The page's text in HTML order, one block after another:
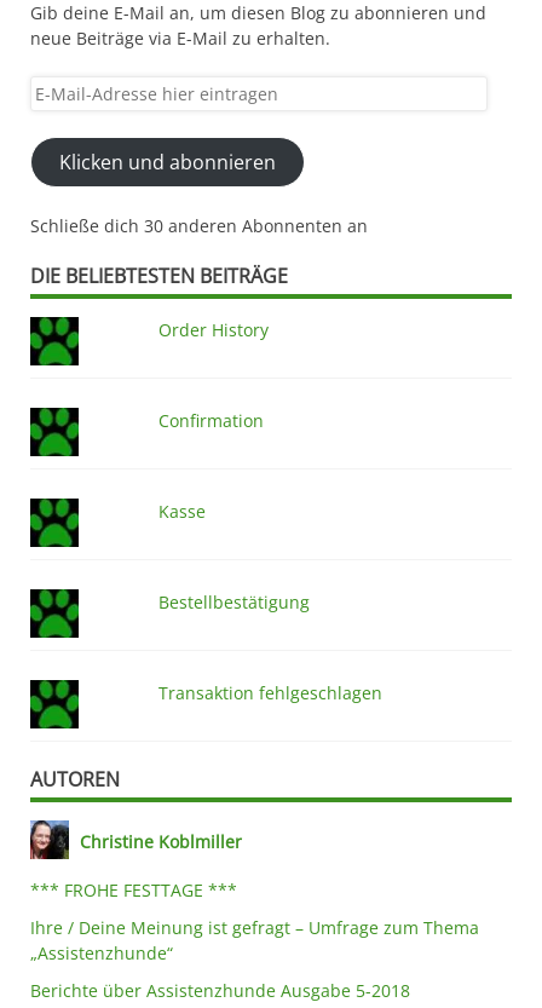
Gib deine E-Mail an, um diesen Blog zu abonnieren und
neue Beiträge via E-Mail zu erhalten.
E-
Adresse
hier
eintragen
Klicken und abonnieren
Schließe dich 30 anderen Abonnenten an
DIE BELIEBTESTEN BEITRÄGE
Order History
Confirmation
Kasse
Bestellbestätigung
Transaktion fehlgeschlagen
AUTOREN
Christine Koblmiller
*** FROHE FESTTAGE ***
Ihre / Deine Meinung ist gefragt – Umfrage zum Thema
„Assistenzhunde“
Berichte über Assistenzhunde Ausgabe 5-2018